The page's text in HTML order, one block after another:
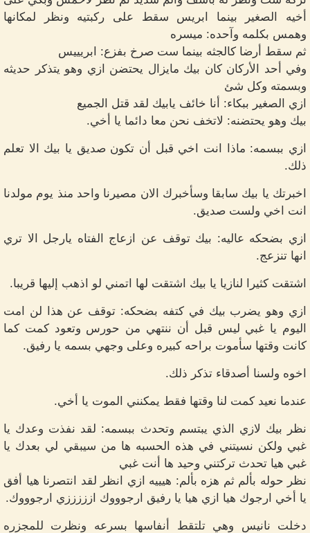
أخيه الصغير بينما ابريس سقط على ركبتيه ونظر لمكانها
وهمس بكلمه وآحده: ميسره
ثم سقط أرضا كالجثه بينما ست صرخ بفزع: ابريييس
وفي أحد الأركان كان بيك مايزال يحتضن ازي وهو يتذكر حديثه
وبسمته وكل شئ
ازي الصغير ببكاء: أنا خائف يابيك لقد قتل الجميع
بيك وهو يحتضنه: لاتخف نحن معا دائما يا أخي.
ازي ببسمه: ماذا انت اخي قبل أن تكون صديق يا بيك الا تعلم
ذلك.
اخبرتك يا بيك سابقا وسأخبرك الان مصيرنا واحد منذ يوم مولدنا
انت اخي ولست صديق.
ازي بضحكه عاليه: بيك توقف عن ازعاج الفتاه يارجل الا تري
انها تنزعج.
اشتقت كثيرا لنازيا يا بيك اشتقت لها اتمني لو اذهب إليها قريبا.
ازي وهو يضرب بيك في كتفه بضحكه: توقف عن هذا لن امت
اليوم يا غبي ليس قبل أن ننتهي من حورس وتعود كمت كما
كانت وقتها سأموت براحه كبيره وعلى وجهي بسمه يا رفيق.
اخوه ولسنا أصدقاء تذكر ذلك.
عندما نعيد كمت لنا وقتها فقط يمكنني الموت يا أخي.
نظر بيك لازي الذي يبتسم وتحدث ببسمه: لقد نفذت وعدك يا
غبي ولكن نسيتني في هذه الحسبه ها من سيبقي لي بعدك يا
غبي هيا تحدث تركتني وحيد ها أنت غبي
نظر حوله بألم ثم هزه بألم: هيييه ازي انظر لقد انتصرنا هيا أفق
يا أخي ارجوك هيا ازي هيا يا رفيق ارجوووك ازززززي ارجوووك.
دخلت نانيس وهي تلتقط أنفاسها بسرعه ونظرت للمجزره